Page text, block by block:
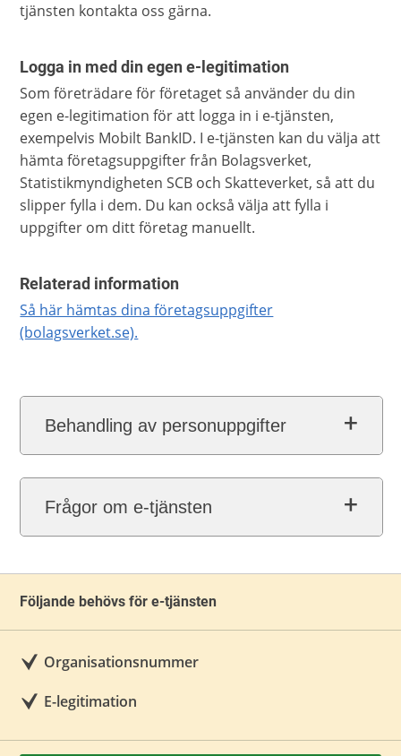
tjänsten kontakta oss gärna.
Logga in med din egen e-legitimation
Som företrädare för företaget så använder du din
egen e-legitimation för att logga in i e-tjänsten,
exempelvis Mobilt BankID. I e-tjänsten kan du välja att
hämta företagsuppgifter från Bolagsverket,
Statistikmyndigheten SCB och Skatteverket, så att du
slipper fylla i dem. Du kan också välja att fylla i
uppgifter om ditt företag manuellt.
Relaterad information
Så här hämtas dina företagsuppgifter
(bolagsverket.se).
Behandling av personuppgifter
Frågor om e-tjänsten
Följande behövs för e-tjänsten
Organisationsnummer
E-legitimation